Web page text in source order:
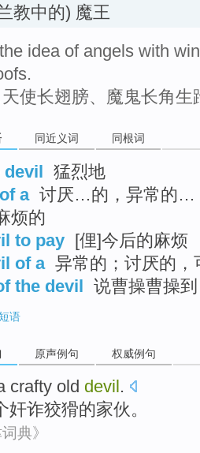
教中的) 魔王
idea of angels with
使长翅膀、魔鬼长角生
同近义词 同根词
devil 猛烈地
a 讨厌…的，异常的…
烦的
to pay [俚]今后的麻烦
of a 异常的；讨厌的
the devil 说曹操曹操到
语
原声例句 权威例句
crafty old devil .
奸诈狡猾的家伙。
典》